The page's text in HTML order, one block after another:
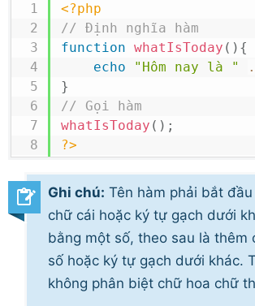
<?php
// Định nghĩa hàm
function whatIsToday ( ) {
echo
"Hôm nay là " .
}
// Gọi hàm
whatIsToday ( ) ;
?>
Ghi chú: Tên hàm phải bắt
chữ cái hoặc ký tự gạch dưới
bằng một số, theo sau là thêm
số hoặc ký tự gạch dưới khác.
không phân biệt chữ hoa chữ